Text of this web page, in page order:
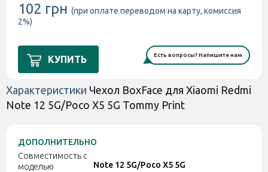
102 грн (при оплате переводом на карту, комиссия
2%)
КУПИТЬ Есть вопросы? Напишите нам
Характеристики Чехол BoxFace для Xiaomi Redmi
Note 12 5G/Poco X5 5G Tommy Print
ДОПОЛНИТЕЛЬНО
Совместимость с
моделью
Note 12 5G/Poco X5 5G